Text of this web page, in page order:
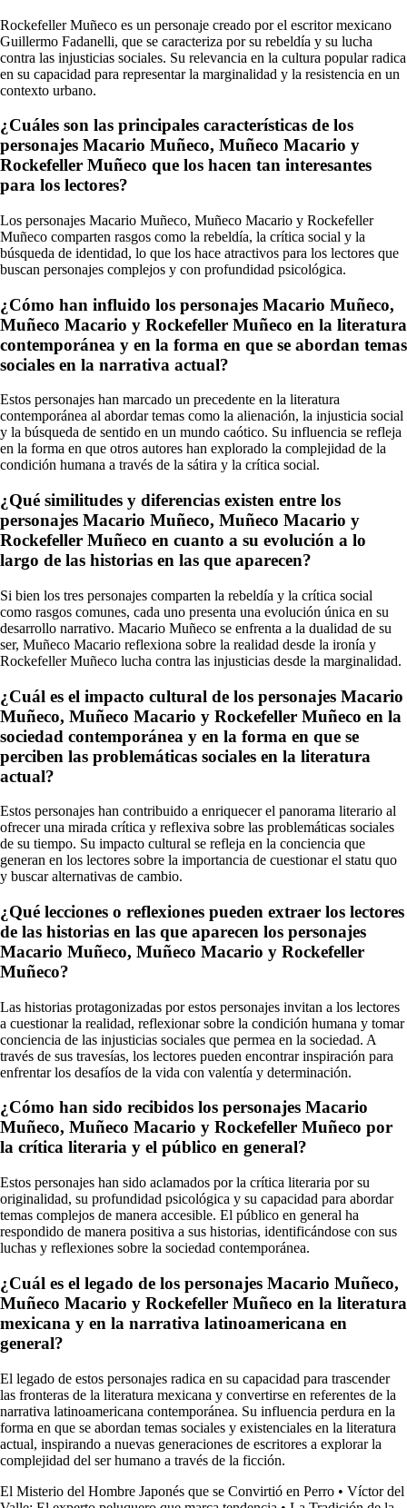
Rockefeller Muñeco es un personaje creado por el escritor mexicano
Guillermo Fadanelli, que se caracteriza por su rebeldía y su lucha
contra las injusticias sociales. Su relevancia en la cultura popular radica
en su capacidad para representar la marginalidad y la resistencia en un
contexto urbano.
¿Cuáles son las principales características de los
personajes Macario Muñeco, Muñeco Macario y
Rockefeller Muñeco que los hacen tan interesantes
para los lectores?
Los personajes Macario Muñeco, Muñeco Macario y Rockefeller
Muñeco comparten rasgos como la rebeldía, la crítica social y la
búsqueda de identidad, lo que los hace atractivos para los lectores que
buscan personajes complejos y con profundidad psicológica.
¿Cómo han influido los personajes Macario Muñeco,
Muñeco Macario y Rockefeller Muñeco en la literatura
contemporánea y en la forma en que se abordan temas
sociales en la narrativa actual?
Estos personajes han marcado un precedente en la literatura
contemporánea al abordar temas como la alienación, la injusticia social
y la búsqueda de sentido en un mundo caótico. Su influencia se refleja
en la forma en que otros autores han explorado la complejidad de la
condición humana a través de la sátira y la crítica social.
¿Qué similitudes y diferencias existen entre los
personajes Macario Muñeco, Muñeco Macario y
Rockefeller Muñeco en cuanto a su evolución a lo
largo de las historias en las que aparecen?
Si bien los tres personajes comparten la rebeldía y la crítica social
como rasgos comunes, cada uno presenta una evolución única en su
desarrollo narrativo. Macario Muñeco se enfrenta a la dualidad de su
ser, Muñeco Macario reflexiona sobre la realidad desde la ironía y
Rockefeller Muñeco lucha contra las injusticias desde la marginalidad.
¿Cuál es el impacto cultural de los personajes Macario
Muñeco, Muñeco Macario y Rockefeller Muñeco en la
sociedad contemporánea y en la forma en que se
perciben las problemáticas sociales en la literatura
actual?
Estos personajes han contribuido a enriquecer el panorama literario al
ofrecer una mirada crítica y reflexiva sobre las problemáticas sociales
de su tiempo. Su impacto cultural se refleja en la conciencia que
generan en los lectores sobre la importancia de cuestionar el statu quo
y buscar alternativas de cambio.
¿Qué lecciones o reflexiones pueden extraer los lectores
de las historias en las que aparecen los personajes
Macario Muñeco, Muñeco Macario y Rockefeller
Muñeco?
Las historias protagonizadas por estos personajes invitan a los lectores
a cuestionar la realidad, reflexionar sobre la condición humana y tomar
conciencia de las injusticias sociales que permea en la sociedad. A
través de sus travesías, los lectores pueden encontrar inspiración para
enfrentar los desafíos de la vida con valentía y determinación.
¿Cómo han sido recibidos los personajes Macario
Muñeco, Muñeco Macario y Rockefeller Muñeco por
la crítica literaria y el público en general?
Estos personajes han sido aclamados por la crítica literaria por su
originalidad, su profundidad psicológica y su capacidad para abordar
temas complejos de manera accesible. El público en general ha
respondido de manera positiva a sus historias, identificándose con sus
luchas y reflexiones sobre la sociedad contemporánea.
¿Cuál es el legado de los personajes Macario Muñeco,
Muñeco Macario y Rockefeller Muñeco en la literatura
mexicana y en la narrativa latinoamericana en
general?
El legado de estos personajes radica en su capacidad para trascender
las fronteras de la literatura mexicana y convertirse en referentes de la
narrativa latinoamericana contemporánea. Su influencia perdura en la
forma en que se abordan temas sociales y existenciales en la literatura
actual, inspirando a nuevas generaciones de escritores a explorar la
complejidad del ser humano a través de la ficción.
El Misterio del Hombre Japonés que se Convirtió en Perro • Víctor del